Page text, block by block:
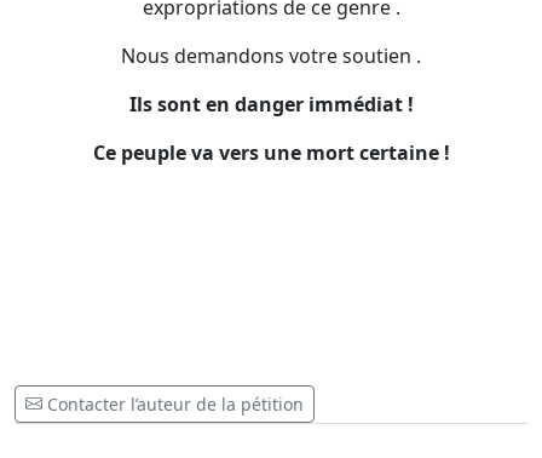
expropriations de ce genre .
Nous demandons votre soutien .
Ils sont en danger immédiat !
Ce peuple va vers une mort certaine !
Contacter l’auteur de la pétition